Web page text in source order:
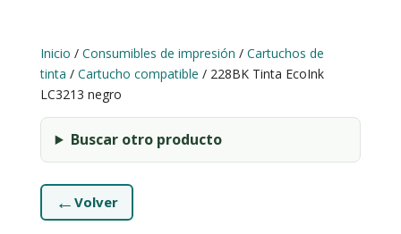
Inicio / Consumibles de impresión / Cartuchos de
tinta / Cartucho compatible / 228BK Tinta EcoInk
LC3213 negro
Buscar otro producto
← Volver